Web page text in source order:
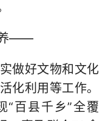
养——
做好文物和文化
化利用等工作。
“百县千乡”全覆